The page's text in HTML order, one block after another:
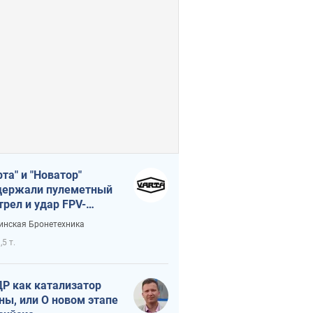
и "Новатор"
пулеметный
и удар FPV-
сохранив жизнь
Бронетехника
т.
как катализатор
или О новом этапе